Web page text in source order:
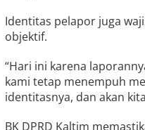
Identitas pelapor juga
objektif.
“Hari ini karena
kami tetap menempuh
identitasnya, dan akan
BK DPRD Kaltim